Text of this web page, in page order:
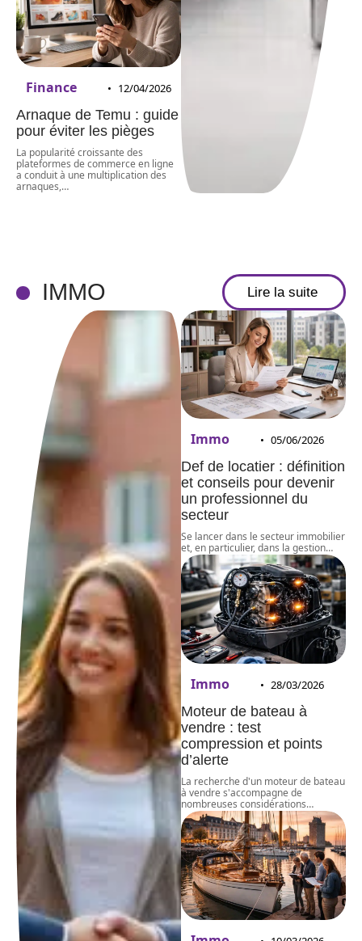
Finance 12/04/2026
Arnaque de Temu : guide
pour éviter les pièges
La popularité croissante des
plateformes de commerce en ligne
a conduit à une multiplication des
arnaques,…
IMMO Lire la suite
Immo 05/06/2026
Def de locatier : définition
et conseils pour devenir
un professionnel du
secteur
Se lancer dans le secteur immobilier
et, en particulier, dans la gestion…
Immo 28/03/2026
Moteur de bateau à
vendre : test
compression et points
d’alerte
La recherche d'un moteur de bateau
à vendre s'accompagne de
nombreuses considérations…